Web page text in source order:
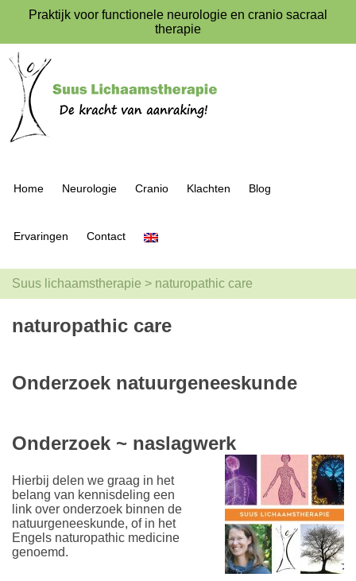
Praktijk voor functionele neurologie en cranio sacraal
therapie
Home Neurologie Cranio Klachten Blog
Ervaringen Contact
Suus lichaamstherapie > naturopathic care
naturopathic care
Onderzoek natuurgeneeskunde
Onderzoek ~ naslagwerk
Hierbij delen we graag in het
belang van kennisdeling een
link over onderzoek binnen de
natuurgeneeskunde, of in het
Engels naturopathic medicine
genoemd.